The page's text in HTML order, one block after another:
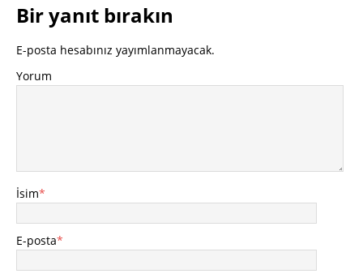
Bir yanıt bırakın
E-posta hesabınız yayımlanmayacak.
Yorum
İsim*
E-posta*